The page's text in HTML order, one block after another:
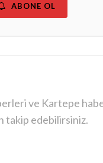
ABONE OL
ve Kartepe
takip edebilirsiniz.